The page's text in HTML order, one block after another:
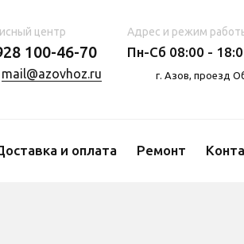
центр
100-46-70
mail@azovhoz.ru
Адрес и режим
Пн-Сб 08:00 -
г. Азов, проезд
и оплата Ремонт